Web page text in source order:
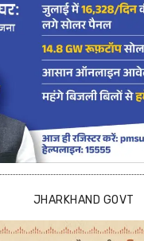
JHARKHAND GOVT